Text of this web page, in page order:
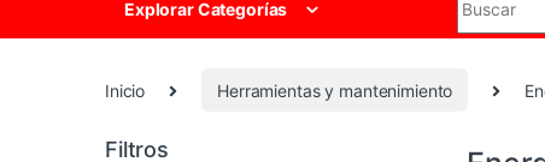
Explorar Categorías
Inicio Herramientas y mantenimiento
Filtros